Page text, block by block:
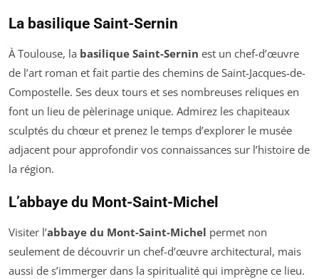
La basilique Saint-Sernin
À Toulouse, la basilique Saint-Sernin est un chef-d’œuvre
de l’art roman et fait partie des chemins de Saint-Jacques-de-
Compostelle. Ses deux tours et ses nombreuses reliques en
font un lieu de pèlerinage unique. Admirez les chapiteaux
sculptés du chœur et prenez le temps d’explorer le musée
adjacent pour approfondir vos connaissances sur l’histoire de
la région.
L’abbaye du Mont-Saint-Michel
Visiter l’abbaye du Mont-Saint-Michel permet non
seulement de découvrir un chef-d’œuvre architectural, mais
aussi de s’immerger dans la spiritualité qui imprègne ce lieu.